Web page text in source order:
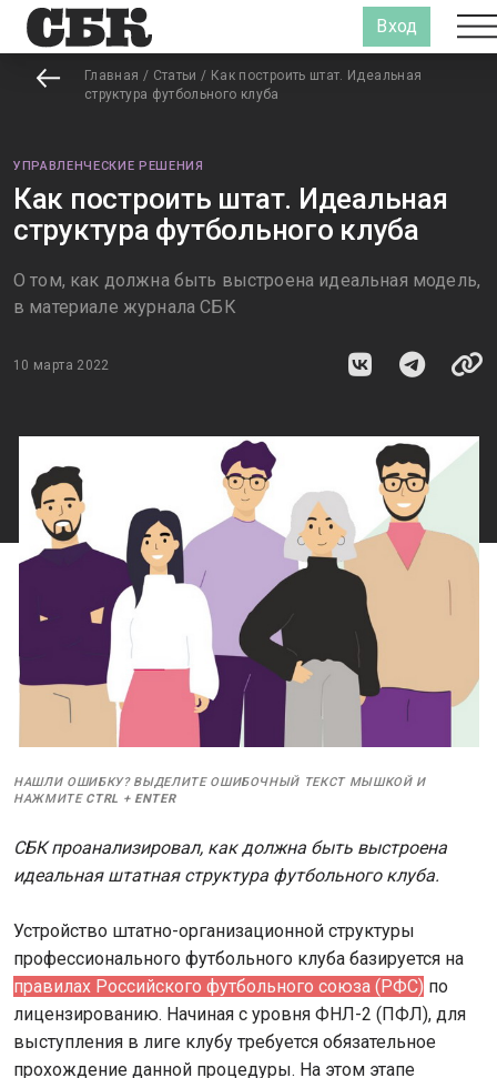
Вход
Главная / Статьи / Как построить штат. Идеальная
структура футбольного клуба
УПРАВЛЕНЧЕСКИЕ РЕШЕНИЯ
Как построить штат. Идеальная
структура футбольного клуба
О том, как должна быть выстроена идеальная модель,
в материале журнала СБК
10 марта 2022
НАШЛИ ОШИБКУ? ВЫДЕЛИТЕ ОШИБОЧНЫЙ ТЕКСТ МЫШКОЙ И
НАЖМИТЕ CTRL + ENTER
СБК проанализировал, как должна быть выстроена
идеальная штатная структура футбольного клуба.
Устройство штатно-организационной структуры
профессионального футбольного клуба базируется на
правилах Российского футбольного союза (РФС) по
лицензированию. Начиная с уровня ФНЛ-2 (ПФЛ), для
выступления в лиге клубу требуется обязательное
прохождение данной процедуры. На этом этапе